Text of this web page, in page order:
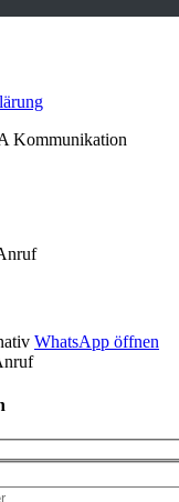
Kommunikation
WhatsApp öffnen